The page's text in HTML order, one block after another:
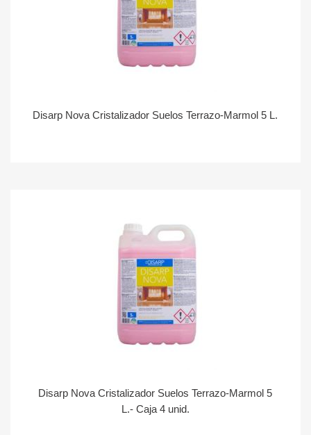
Disarp Nova Cristalizador Suelos Terrazo-Marmol 5 L.
Disarp Nova Cristalizador Suelos Terrazo-Marmol 5
L.- Caja 4 unid.